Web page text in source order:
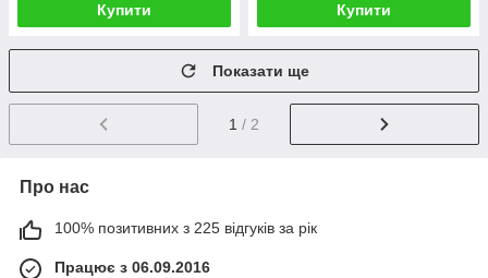
Купити Купити
Показати ще
1 / 2
Про нас
100% позитивних з 225 відгуків за рік
Працює з 06.09.2016